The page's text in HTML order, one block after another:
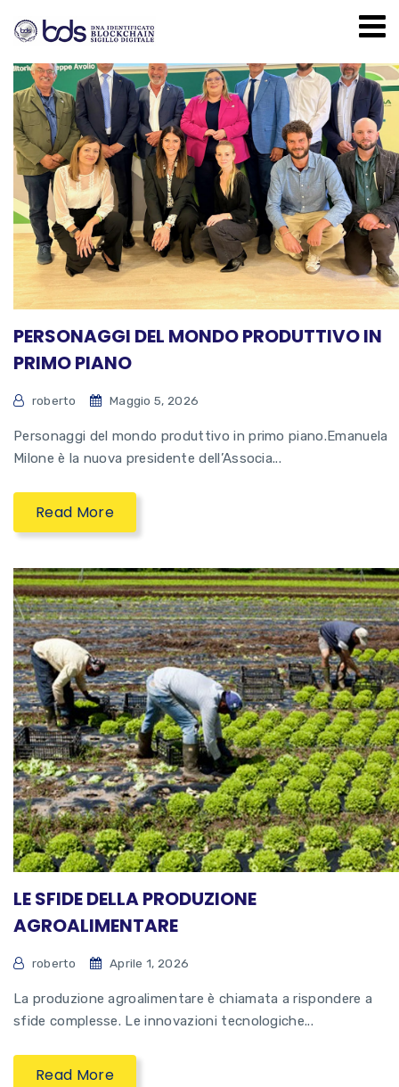
PERSONAGGI DEL MONDO PRODUTTIVO IN
PRIMO PIANO
roberto Maggio 5, 2026
Personaggi del mondo produttivo in primo piano.Emanuela
Milone è la nuova presidente dell’Associa...
Read More
LE SFIDE DELLA PRODUZIONE
AGROALIMENTARE
roberto Aprile 1, 2026
La produzione agroalimentare è chiamata a rispondere a
sfide complesse. Le innovazioni tecnologiche...
Read More